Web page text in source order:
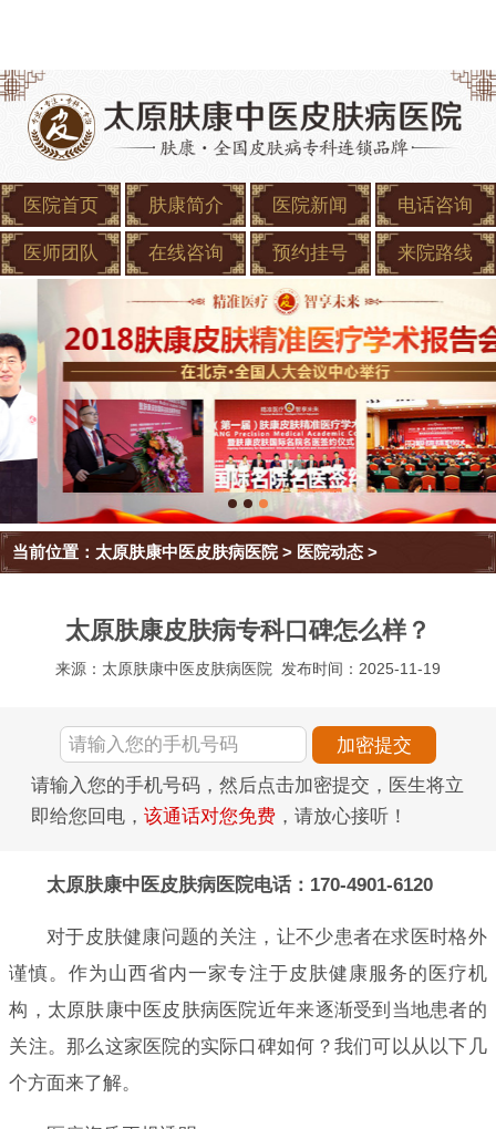
医院首页 肤康简介 医院新闻 电话咨询
医师团队 在线咨询 预约挂号 来院路线
当前位置： 太原肤康中医皮肤病医院> 医院动态 >
太原肤康皮肤病专科口碑怎么样？
来源：太原肤康中医皮肤病医院 发布时间：2025-11-19
请输入您的手机号码，然后点击加密提交，医生将立
即给您回电， 该通话对您免费 ，请放心接听！
太原肤康中医皮肤病医院电话：170-4901-6120
对于皮肤健康问题的关注，让不少患者在求医时格外
谨慎。作为山西省内一家专注于皮肤健康服务的医疗机
构，太原肤康中医皮肤病医院近年来逐渐受到当地患者的
关注。那么这家医院的实际口碑如何？我们可以从以下几
个方面来了解。